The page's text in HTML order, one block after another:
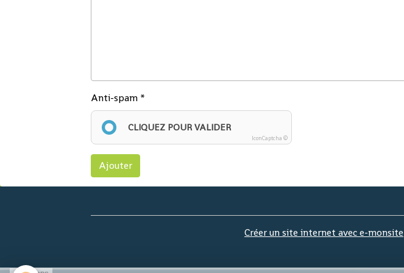
Anti-spam
CLIQUEZ POUR VALIDER
IconCaptcha ©
Ajouter
Créer un site internet avec e-monsite